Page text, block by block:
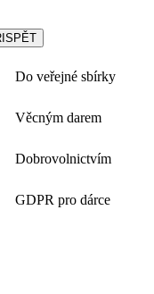
Do veřejné sbírky
Věcným darem
Dobrovolnictvím
GDPR pro dárce